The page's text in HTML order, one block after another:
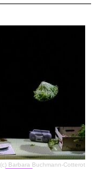
(c) Barbara Buchmann-Cotterot